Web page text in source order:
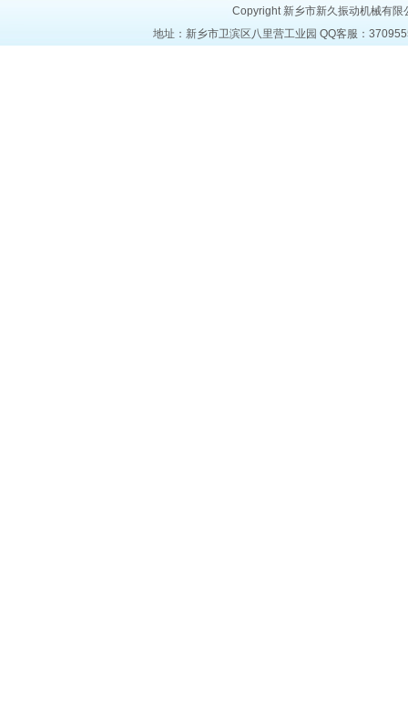
Copyright 新乡市新久振动机械有
地址：新乡市卫滨区八里营工业园 QQ客服：